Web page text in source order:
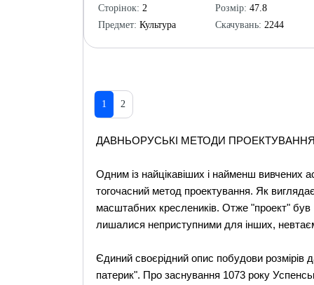
Сторінок: 2
Предмет: Культура
Розмір: 47.8
Скачувань: 2244
1 2
ДАВНЬОРУСЬКІ МЕТОДИ
Одним із найцікавіших і найменш вивчених
тогочасний метод проектування. Як
масштабних креслеників. Отже "проект" був
лишалися неприступними для інших,
Єдиний своєрідний опис побудови
патерик". Про заснування 1073 року